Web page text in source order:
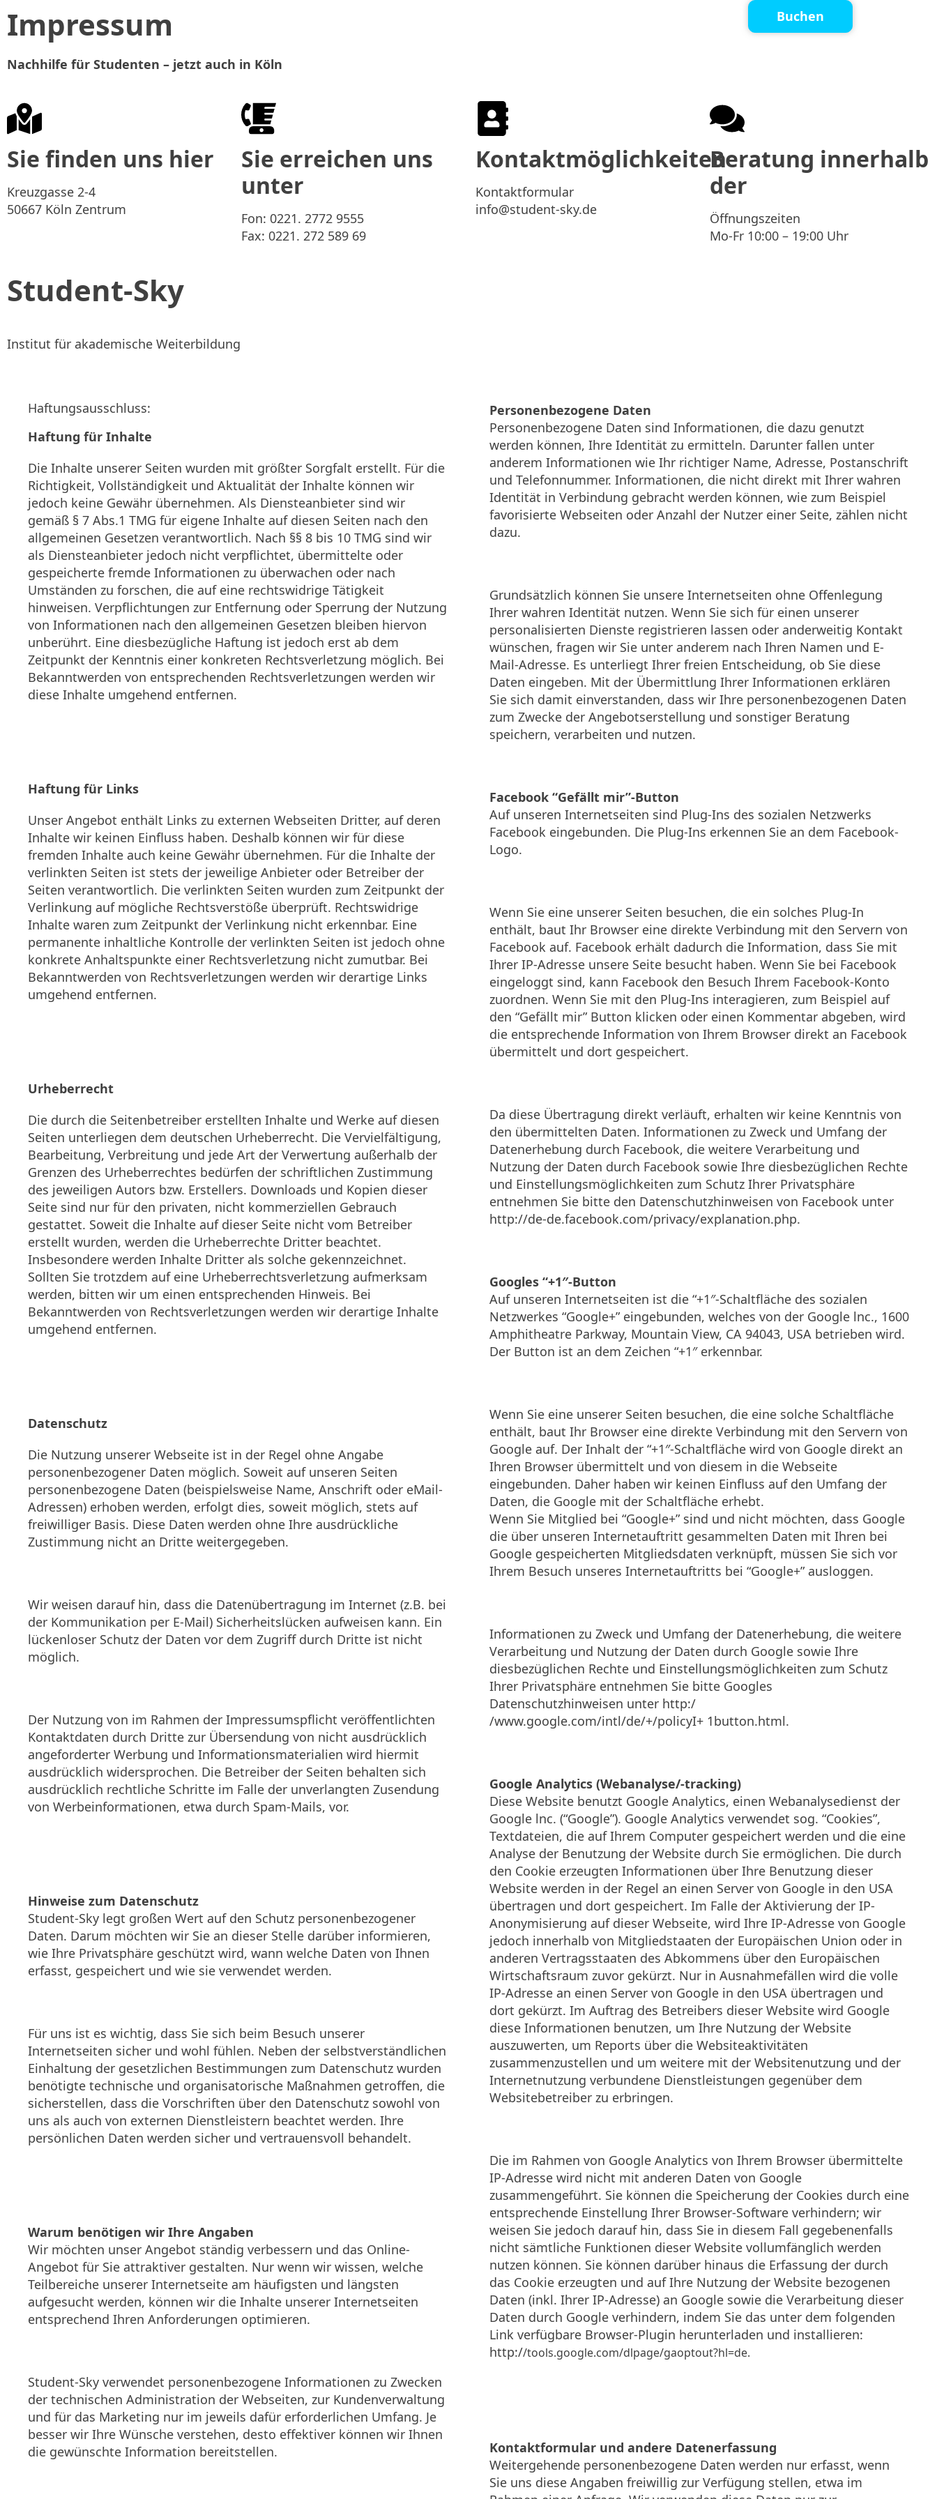
Buchen
Impressum
Nachhilfe für Studenten – jetzt auch in Köln
Sie finden uns hier
Kreuzgasse 2-4
50667 Köln Zentrum
Sie erreichen uns
unter
Fon: 0221. 2772 9555
Fax: 0221. 272 589 69
Kontaktmöglichkeiten
Kontaktformular
info@student-sky.de
Beratung innerhalb
der
Öffnungszeiten
Mo-Fr 10:00 – 19:00 Uhr
Student-Sky
Institut für akademische Weiterbildung
Haftungsausschluss:
Haftung für Inhalte
Die Inhalte unserer Seiten wurden mit größter Sorgfalt erstellt. Für die
Richtigkeit, Vollständigkeit und Aktualität der Inhalte können wir
jedoch keine Gewähr übernehmen. Als Diensteanbieter sind wir
gemäß § 7 Abs.1 TMG für eigene Inhalte auf diesen Seiten nach den
allgemeinen Gesetzen verantwortlich. Nach §§ 8 bis 10 TMG sind wir
als Diensteanbieter jedoch nicht verpflichtet, übermittelte oder
gespeicherte fremde Informationen zu überwachen oder nach
Umständen zu forschen, die auf eine rechtswidrige Tätigkeit
hinweisen. Verpflichtungen zur Entfernung oder Sperrung der Nutzung
von Informationen nach den allgemeinen Gesetzen bleiben hiervon
unberührt. Eine diesbezügliche Haftung ist jedoch erst ab dem
Zeitpunkt der Kenntnis einer konkreten Rechtsverletzung möglich. Bei
Bekanntwerden von entsprechenden Rechtsverletzungen werden wir
diese Inhalte umgehend entfernen.
Haftung für Links
Unser Angebot enthält Links zu externen Webseiten Dritter, auf deren
Inhalte wir keinen Einfluss haben. Deshalb können wir für diese
fremden Inhalte auch keine Gewähr übernehmen. Für die Inhalte der
verlinkten Seiten ist stets der jeweilige Anbieter oder Betreiber der
Seiten verantwortlich. Die verlinkten Seiten wurden zum Zeitpunkt der
Verlinkung auf mögliche Rechtsverstöße überprüft. Rechtswidrige
Inhalte waren zum Zeitpunkt der Verlinkung nicht erkennbar. Eine
permanente inhaltliche Kontrolle der verlinkten Seiten ist jedoch ohne
konkrete Anhaltspunkte einer Rechtsverletzung nicht zumutbar. Bei
Bekanntwerden von Rechtsverletzungen werden wir derartige Links
umgehend entfernen.
Urheberrecht
Die durch die Seitenbetreiber erstellten Inhalte und Werke auf diesen
Seiten unterliegen dem deutschen Urheberrecht. Die Vervielfältigung,
Bearbeitung, Verbreitung und jede Art der Verwertung außerhalb der
Grenzen des Urheberrechtes bedürfen der schriftlichen Zustimmung
des jeweiligen Autors bzw. Erstellers. Downloads und Kopien dieser
Seite sind nur für den privaten, nicht kommerziellen Gebrauch
gestattet. Soweit die Inhalte auf dieser Seite nicht vom Betreiber
erstellt wurden, werden die Urheberrechte Dritter beachtet.
Insbesondere werden Inhalte Dritter als solche gekennzeichnet.
Sollten Sie trotzdem auf eine Urheberrechtsverletzung aufmerksam
werden, bitten wir um einen entsprechenden Hinweis. Bei
Bekanntwerden von Rechtsverletzungen werden wir derartige Inhalte
umgehend entfernen.
Datenschutz
Die Nutzung unserer Webseite ist in der Regel ohne Angabe
personenbezogener Daten möglich. Soweit auf unseren Seiten
personenbezogene Daten (beispielsweise Name, Anschrift oder eMail-
Adressen) erhoben werden, erfolgt dies, soweit möglich, stets auf
freiwilliger Basis. Diese Daten werden ohne Ihre ausdrückliche
Zustimmung nicht an Dritte weitergegeben.
Wir weisen darauf hin, dass die Datenübertragung im Internet (z.B. bei
der Kommunikation per E-Mail) Sicherheitslücken aufweisen kann. Ein
lückenloser Schutz der Daten vor dem Zugriff durch Dritte ist nicht
möglich.
Der Nutzung von im Rahmen der Impressumspflicht veröffentlichten
Kontaktdaten durch Dritte zur Übersendung von nicht ausdrücklich
angeforderter Werbung und Informationsmaterialien wird hiermit
ausdrücklich widersprochen. Die Betreiber der Seiten behalten sich
ausdrücklich rechtliche Schritte im Falle der unverlangten Zusendung
von Werbeinformationen, etwa durch Spam-Mails, vor.
Hinweise zum Datenschutz
Student-Sky legt großen Wert auf den Schutz personenbezogener
Daten. Darum möchten wir Sie an dieser Stelle darüber informieren,
wie Ihre Privatsphäre geschützt wird, wann welche Daten von Ihnen
erfasst, gespeichert und wie sie verwendet werden.
Für uns ist es wichtig, dass Sie sich beim Besuch unserer
Internetseiten sicher und wohl fühlen. Neben der selbstverständlichen
Einhaltung der gesetzlichen Bestimmungen zum Datenschutz wurden
benötigte technische und organisatorische Maßnahmen getroffen, die
sicherstellen, dass die Vorschriften über den Datenschutz sowohl von
uns als auch von externen Dienstleistern beachtet werden. Ihre
persönlichen Daten werden sicher und vertrauensvoll behandelt.
Warum benötigen wir Ihre Angaben
Wir möchten unser Angebot ständig verbessern und das Online-
Angebot für Sie attraktiver gestalten. Nur wenn wir wissen, welche
Teilbereiche unserer Internetseite am häufigsten und längsten
aufgesucht werden, können wir die Inhalte unserer Internetseiten
entsprechend Ihren Anforderungen optimieren.
Student-Sky verwendet personenbezogene Informationen zu Zwecken
der technischen Administration der Webseiten, zur Kundenverwaltung
und für das Marketing nur im jeweils dafür erforderlichen Umfang. Je
besser wir Ihre Wünsche verstehen, desto effektiver können wir Ihnen
die gewünschte Information bereitstellen.
Personenbezogene Daten
Personenbezogene Daten sind Informationen, die dazu genutzt
werden können, Ihre Identität zu ermitteln. Darunter fallen unter
anderem Informationen wie Ihr richtiger Name, Adresse, Postanschrift
und Telefonnummer. Informationen, die nicht direkt mit Ihrer wahren
Identität in Verbindung gebracht werden können, wie zum Beispiel
favorisierte Webseiten oder Anzahl der Nutzer einer Seite, zählen nicht
dazu.
Grundsätzlich können Sie unsere Internetseiten ohne Offenlegung
Ihrer wahren Identität nutzen. Wenn Sie sich für einen unserer
personalisierten Dienste registrieren lassen oder anderweitig Kontakt
wünschen, fragen wir Sie unter anderem nach Ihren Namen und E-
Mail-Adresse. Es unterliegt Ihrer freien Entscheidung, ob Sie diese
Daten eingeben. Mit der Übermittlung Ihrer Informationen erklären
Sie sich damit einverstanden, dass wir Ihre personenbezogenen Daten
zum Zwecke der Angebotserstellung und sonstiger Beratung
speichern, verarbeiten und nutzen.
Facebook “Gefällt mir”-Button
Auf unseren Internetseiten sind Plug-Ins des sozialen Netzwerks
Facebook eingebunden. Die Plug-Ins erkennen Sie an dem Facebook-
Logo.
Wenn Sie eine unserer Seiten besuchen, die ein solches Plug-In
enthält, baut Ihr Browser eine direkte Verbindung mit den Servern von
Facebook auf. Facebook erhält dadurch die Information, dass Sie mit
Ihrer IP-Adresse unsere Seite besucht haben. Wenn Sie bei Facebook
eingeloggt sind, kann Facebook den Besuch Ihrem Facebook-Konto
zuordnen. Wenn Sie mit den Plug-Ins interagieren, zum Beispiel auf
den “Gefällt mir”­ Button klicken oder einen Kommentar abgeben, wird
die entsprechende Information von Ihrem Browser direkt an Facebook
übermittelt und dort gespeichert.
Da diese Übertragung direkt verläuft, erhalten wir keine Kenntnis von
den übermittelten Daten. Informationen zu Zweck und Umfang der
Datenerhebung durch Facebook, die weitere Verarbeitung und
Nutzung der Daten durch Facebook sowie Ihre diesbezüglichen Rechte
und Einstellungsmöglichkeiten zum Schutz Ihrer Privatsphäre
entnehmen Sie bitte den Datenschutzhinweisen von Facebook unter
http://de-de.facebook.com/privacy/explanation.php.
Googles “+1″-Button
Auf unseren Internetseiten ist die “+1″-Schaltfläche des sozialen
Netzwerkes “Google+” eingebunden, welches von der Google lnc., 1600
Amphitheatre Parkway, Mountain View, CA 94043, USA betrieben wird.
Der Button ist an dem Zeichen “+1″ erkennbar.
Wenn Sie eine unserer Seiten besuchen, die eine solche Schaltfläche
enthält, baut Ihr Browser eine direkte Verbindung mit den Servern von
Google auf. Der Inhalt der “+1″-Schaltfläche wird von Google direkt an
Ihren Browser übermittelt und von diesem in die Webseite
eingebunden. Daher haben wir keinen Einfluss auf den Umfang der
Daten, die Google mit der Schaltfläche erhebt.
Wenn Sie Mitglied bei “Google+” sind und nicht möchten, dass Google
die über unseren Internetauftritt gesammelten Daten mit Ihren bei
Google gespeicherten Mitgliedsdaten verknüpft, müssen Sie sich vor
Ihrem Besuch unseres Internetauftritts bei “Google+” ausloggen.
Informationen zu Zweck und Umfang der Datenerhebung, die weitere
Verarbeitung und Nutzung der Daten durch Google sowie Ihre
diesbezüglichen Rechte und Einstellungsmöglichkeiten zum Schutz
Ihrer Privatsphäre entnehmen Sie bitte Googles
Datenschutzhinweisen unter http:/
/www.google.com/intl/de/+/policyI+ 1button.html.
Google Analytics (Webanalyse/-tracking)
Diese Website benutzt Google Analytics, einen Webanalysedienst der
Google lnc. (“Google”). Google Analytics verwendet sog. “Cookies”,
Textdateien, die auf Ihrem Computer gespeichert werden und die eine
Analyse der Benutzung der Website durch Sie ermöglichen. Die durch
den Cookie erzeugten Informationen über Ihre Benutzung dieser
Website werden in der Regel an einen Server von Google in den USA
übertragen und dort gespeichert. Im Falle der Aktivierung der IP-
Anonymisierung auf dieser Webseite, wird Ihre IP-Adresse von Google
jedoch innerhalb von Mitgliedstaaten der Europäischen Union oder in
anderen Vertragsstaaten des Abkommens über den Europäischen
Wirtschaftsraum zuvor gekürzt. Nur in Ausnahmefällen wird die volle
IP-Adresse an einen Server von Google in den USA übertragen und
dort gekürzt. Im Auftrag des Betreibers dieser Website wird Google
diese Informationen benutzen, um Ihre Nutzung der Website
auszuwerten, um Reports über die Websiteaktivitäten
zusammenzustellen und um weitere mit der Websitenutzung und der
Internetnutzung verbundene Dienstleistungen gegenüber dem
Websitebetreiber zu erbringen.
Die im Rahmen von Google Analytics von Ihrem Browser übermittelte
IP-Adresse wird nicht mit anderen Daten von Google
zusammengeführt. Sie können die Speicherung der Cookies durch eine
entsprechende Einstellung Ihrer Browser-Software verhindern; wir
weisen Sie jedoch darauf hin, dass Sie in diesem Fall gegebenenfalls
nicht sämtliche Funktionen dieser Website vollumfänglich werden
nutzen können. Sie können darüber hinaus die Erfassung der durch
das Cookie erzeugten und auf Ihre Nutzung der Website bezogenen
Daten (inkl. Ihrer IP-Adresse) an Google sowie die Verarbeitung dieser
Daten durch Google verhindern, indem Sie das unter dem folgenden
Link verfügbare Browser-Plugin herunterladen und installieren:
http://tools.google.com/dlpage/gaoptout?hl=de.
Kontaktformular und andere Datenerfassung
Weitergehende personenbezogene Daten werden nur erfasst, wenn
Sie uns diese Angaben freiwillig zur Verfügung stellen, etwa im